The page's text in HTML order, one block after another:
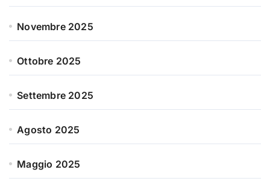
Novembre 2025
Ottobre 2025
Settembre 2025
Agosto 2025
Maggio 2025